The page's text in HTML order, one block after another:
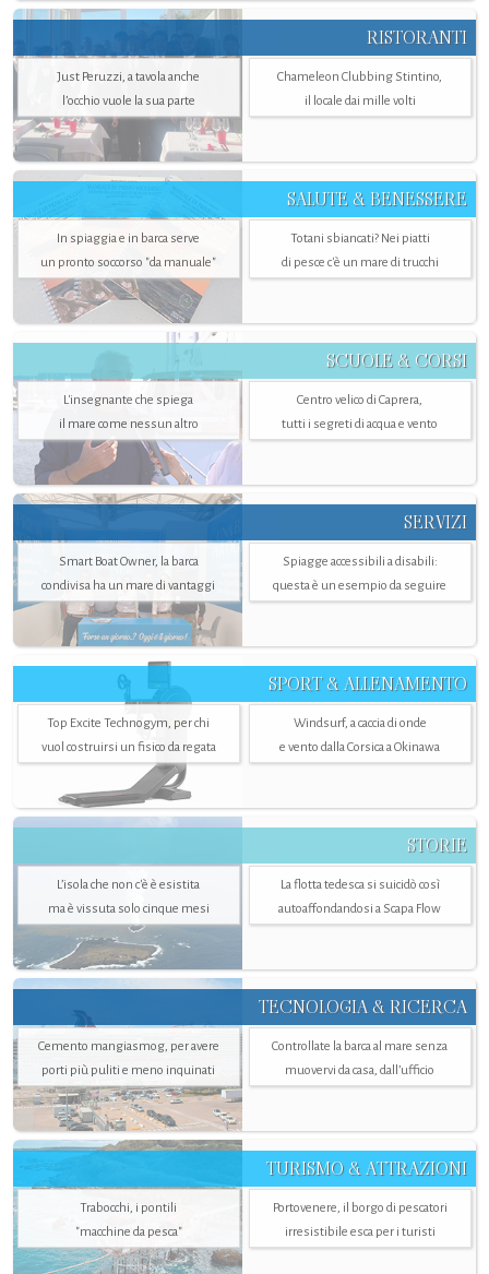
RISTORANTI
Just Peruzzi, a tavola anche
l’occhio vuole la sua parte
Chameleon Clubbing Stintino,
il locale dai mille volti
SALUTE & BENESSERE
In spiaggia e in barca serve
un pronto soccorso "da manuale"
Totani sbiancati? Nei piatti
di pesce c'è un mare di trucchi
SCUOLE & CORSI
L'insegnante che spiega
il mare come nessun altro
Centro velico di Caprera,
tutti i segreti di acqua e vento
SERVIZI
Smart Boat Owner, la barca
condivisa ha un mare di vantaggi
Spiagge accessibili a disabili:
questa è un esempio da seguire
SPORT & ALLENAMENTO
Top Excite Technogym, per chi
vuol costruirsi un fisico da regata
Windsurf, a caccia di onde
e vento dalla Corsica a Okinawa
STORIE
L’isola che non c'è è esistita
ma è vissuta solo cinque mesi
La flotta tedesca si suicidò così
autoaffondandosi a Scapa Flow
TECNOLOGIA & RICERCA
Cemento mangiasmog, per avere
porti più puliti e meno inquinati
Controllate la barca al mare senza
muovervi da casa, dall’ufficio
TURISMO & ATTRAZIONI
Trabocchi, i pontili
"macchine da pesca"
Portovenere, il borgo di pescatori
irresistibile esca per i turisti